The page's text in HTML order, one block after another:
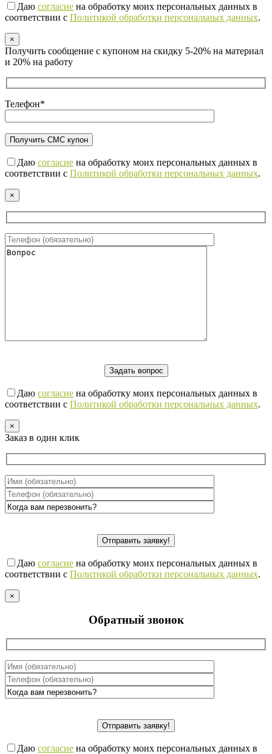
Даю согласие на обработку моих персональных данных в
соответствии с Политикой обработки персональных данных.
×
Получить сообщение с купоном на скидку 5-20% на материал
и 20% на работу
Телефон*
Даю согласие на обработку моих персональных данных в
соответствии с Политикой обработки персональных данных.
×
Даю согласие на обработку моих персональных данных в
соответствии с Политикой обработки персональных данных.
×
Заказ в один клик
Даю согласие на обработку моих персональных данных в
соответствии с Политикой обработки персональных данных.
×
Обратный звонок
Даю согласие на обработку моих персональных данных в